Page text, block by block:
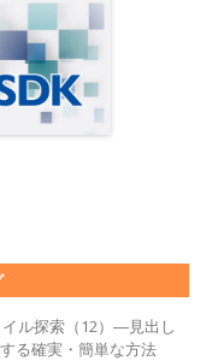
ル探索（12）―見出し
る確実・簡単な方法